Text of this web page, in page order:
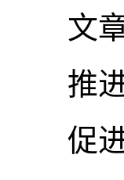
文章
推进
促进